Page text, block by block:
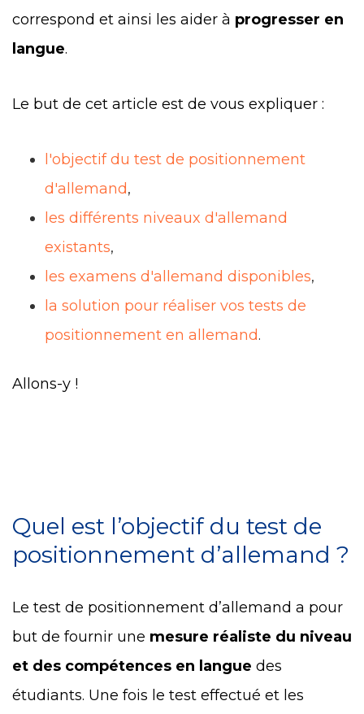
correspond et ainsi les aider à progresser en
langue.
Le but de cet article est de vous expliquer :
l'objectif du test de positionnement
d'allemand,
les différents niveaux d'allemand
existants,
les examens d'allemand disponibles,
la solution pour réaliser vos tests de
positionnement en allemand.
Allons-y !
Quel est l’objectif du test de
positionnement d’allemand ?
Le test de positionnement d’allemand a pour
but de fournir une mesure réaliste du niveau
et des compétences en langue des
étudiants. Une fois le test effectué et les